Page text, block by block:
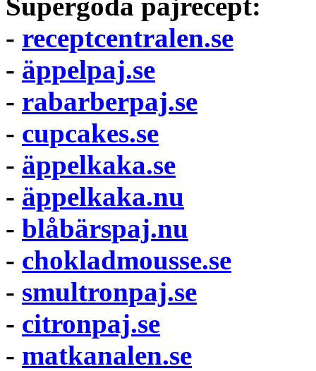
- receptcentralen.se
- äppelpaj.se
- rabarberpaj.se
- cupcakes.se
- äppelkaka.se
- äppelkaka.nu
- blåbärspaj.nu
- chokladmousse.se
- smultronpaj.se
- citronpaj.se
- matkanalen.se